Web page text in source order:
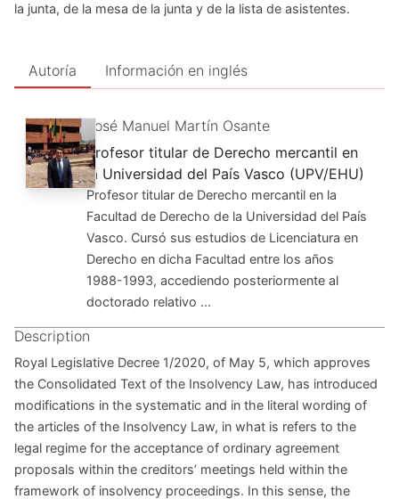
la junta, de la mesa de la junta y de la lista de asistentes.
Autoría Información en inglés
José Manuel Martín Osante
Profesor titular de Derecho mercantil en
la Universidad del País Vasco (UPV/EHU)
Profesor titular de Derecho mercantil en la
Facultad de Derecho de la Universidad del País
Vasco. Cursó sus estudios de Licenciatura en
Derecho en dicha Facultad entre los años
1988-1993, accediendo posteriormente al
doctorado relativo ...
Description
Royal Legislative Decree 1/2020, of May 5, which approves
the Consolidated Text of the Insolvency Law, has introduced
modifications in the systematic and in the literal wording of
the articles of the Insolvency Law, in what is refers to the
legal regime for the acceptance of ordinary agreement
proposals within the creditors’ meetings held within the
framework of insolvency proceedings. In this sense, the